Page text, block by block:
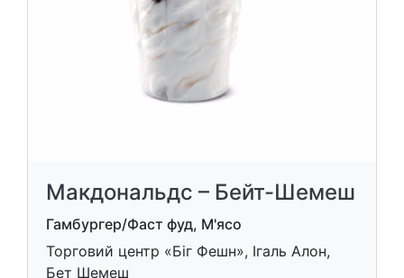
Макдональдс – Бейт-Шемеш
Гамбургер/Фаст фуд, М'ясо
Торговий центр «Біг Фешн», Ігаль Алон,
Бет Шемеш